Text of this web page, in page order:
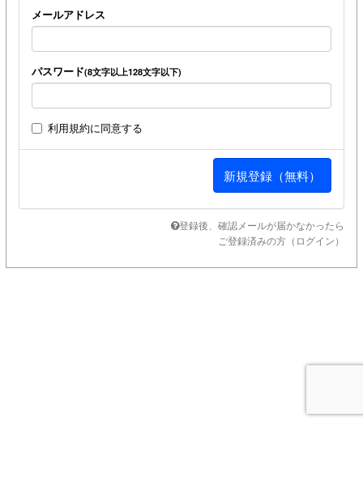
メールアドレス
パスワード(8文字以上128文字以下)
利用規約に同意する
登録後、確認メールが届かなかったら
ご登録済みの方（ログイン）